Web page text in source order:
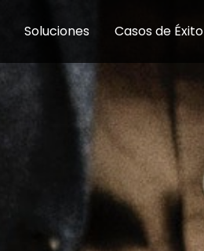
Soluciones Casos de Éxito